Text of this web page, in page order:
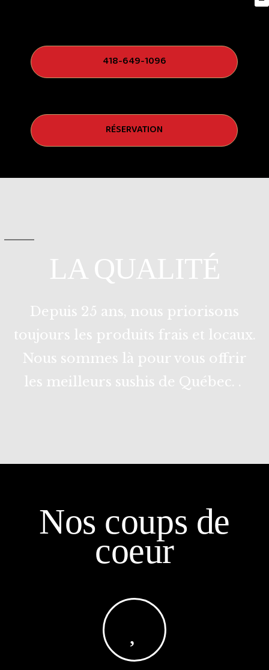
418-649-1096
RÉSERVATION
LA QUALITÉ
Depuis 25 ans, nous priorisons
toujours les produits frais et locaux.
Nous sommes là pour vous offrir
les meilleurs sushis de Québec. .
Nos coups de
coeur